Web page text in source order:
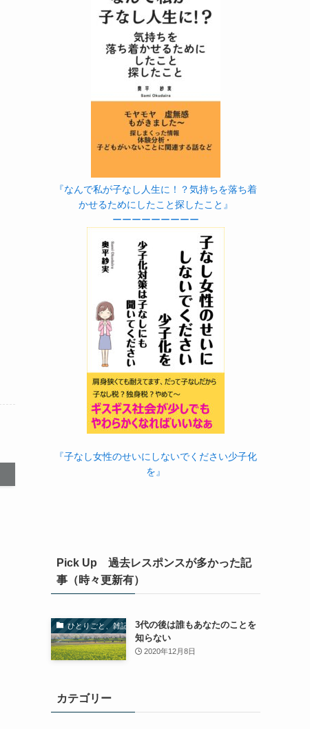
『なんで私が子なし人生に！？気持ちを落ち着
かせるためにしたこと探したこと』
ーーーーーーーーー
『子なし女性のせいにしないでください少子化
を』
Pick Up 過去レスポンスが多かった記
事（時々更新有）
ひとりごと、雑記
3代の後は誰もあなたのことを
知らない
2020年12月8日
カテゴリー